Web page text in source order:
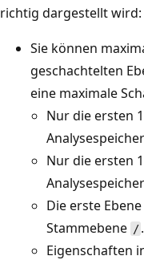
richtig dargestellt wird:
Sie können
geschachtelten
eine maximale
Nur die ersten
Nur die ersten
Die erste
Stammebene / .
Eigenschaften